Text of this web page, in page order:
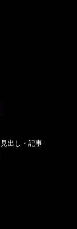
出し・記事